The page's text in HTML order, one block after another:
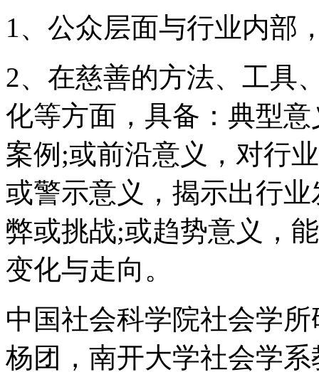
1、公众层面与行业内部
2、在慈善的方法、工具
化等方面，具备：典型
案例;或前沿意义，对行
或警示意义，揭示出行
弊或挑战;或趋势意义，
变化与走向。
中国社会科学院社会学
杨团，南开大学社会学